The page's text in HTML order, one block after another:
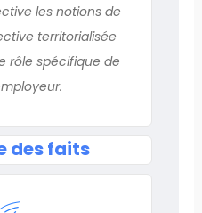
les notions de
territorialisée
rôle spécifique de
des faits